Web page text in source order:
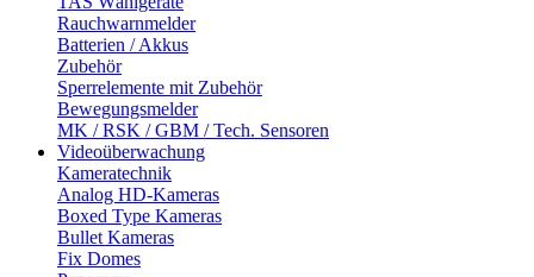
Rauchwarnmelder
Batterien / Akkus
Zubehör
Sperrelemente mit Zubehör
Bewegungsmelder
MK / RSK / GBM / Tech. Sensoren
Videoüberwachung
Kameratechnik
Analog HD-Kameras
Boxed Type Kameras
Bullet Kameras
Fix Domes